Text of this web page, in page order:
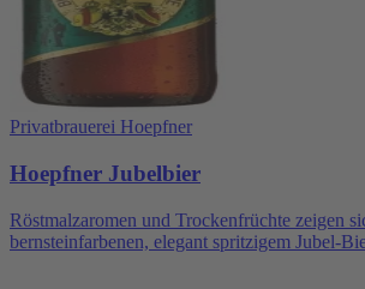
Privatbrauerei Hoepfner
Hoepfner Jubelbier
Röstmalzaromen und Trockenfrüchte zeigen
bernsteinfarbenen, elegant spritzigem Jubel-